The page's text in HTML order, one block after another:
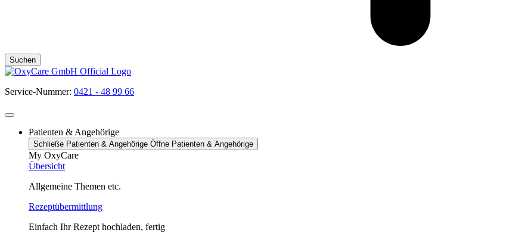
Suchen
Service-Nummer: 0421 - 48 99 66
Patienten & Angehörige
Schließe Patienten & Angehörige Öffne Patienten & Angehörige
My OxyCare
Übersicht
Allgemeine Themen etc.
Rezeptübermittlung
Einfach Ihr Rezept hochladen, fertig